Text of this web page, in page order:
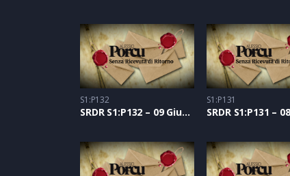
S1:P132
SRDR S1:P132 – 09 Giugno 2021
S1:P131